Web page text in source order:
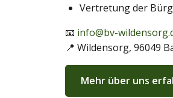
Vertretung der
📧 info@bv-
📍 Wildensorg, 96049
Mehr über uns